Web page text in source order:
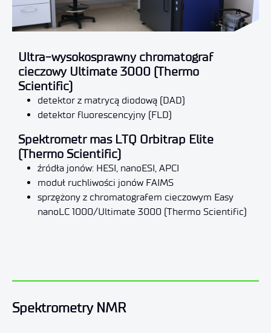
Ultra-wysokosprawny chromatograf
cieczowy Ultimate 3000 (Thermo
Scientific)
detektor z matrycą diodową (DAD)
detektor fluorescencyjny (FLD)
Spektrometr mas LTQ Orbitrap Elite
(Thermo Scientific)
źródła jonów: HESI, nanoESI, APCI
moduł ruchliwości jonów FAIMS
sprzężony z chromatografem cieczowym Easy
nanoLC 1000/Ultimate 3000 (Thermo Scientific)
Spektrometry NMR